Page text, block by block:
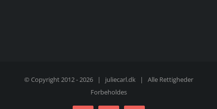
© Copyright 2012 -2026 | juliecarl.dk| Alle Rettigheder
Forbeholdes